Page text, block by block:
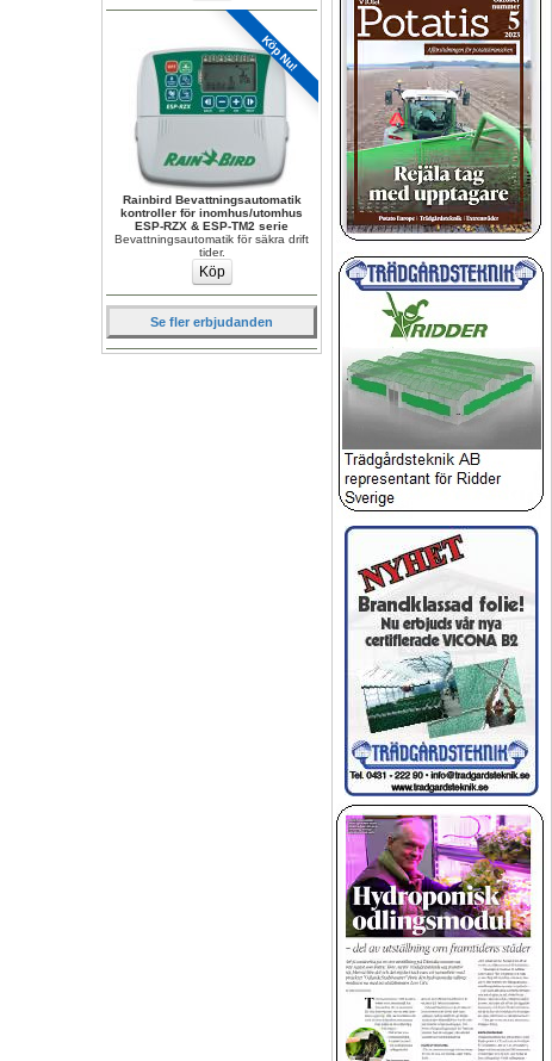
Köp Nu!
Rainbird Bevattningsautomatik
kontroller för inomhus/utomhus
ESP-RZX & ESP-TM2 serie
Bevattningsautomatik för säkra drift
tider.
Se fler erbjudanden